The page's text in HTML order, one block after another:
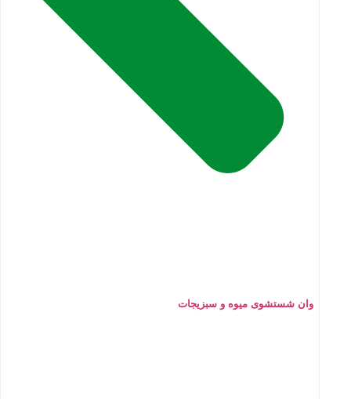
وان شستشوی میوه و سبزیجات